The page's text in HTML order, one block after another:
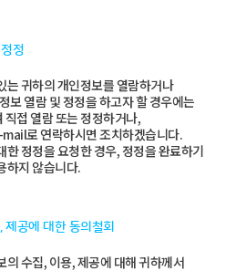
정
는 귀하의 개인정보를 열람하거나
보 열람 및 정정을 하고자 할 경우에는
접 열람 또는 정정하거나,
로 연락하시면 조치하겠습니다.
한 정정을 요청한 경우, 정정을 완료하기
하지 않습니다.
공에 대한 동의철회
의 수집, 이용, 제공에 대해 귀하께서